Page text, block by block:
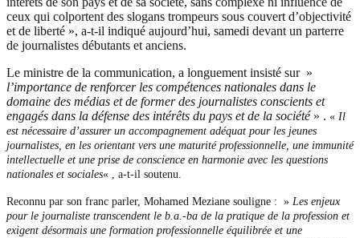
ceux qui colportent des slogans trompeurs sous couvert d’objectivité
et de liberté », a-t-il indiqué aujourd’hui, samedi devant un parterre
de journalistes débutants et anciens.
Le ministre de la communication, a longuement insisté sur »
l’importance de renforcer les compétences nationales dans le
domaine des médias et de former des journalistes conscients et
engagés dans la défense des intérêts du pays et de la société» . « Il
est nécessaire d’assurer un accompagnement adéquat pour les jeunes
journalistes, en les orientant vers une maturité professionnelle, une immunité
intellectuelle et une prise de conscience en harmonie avec les questions
nationales et sociales« , a-t-il soutenu.
Reconnu par son franc parler, Mohamed Meziane souligne : » Les enjeux
pour le journaliste transcendent le b.a.-ba de la pratique de la profession et
exigent désormais une formation professionnelle équilibrée et une